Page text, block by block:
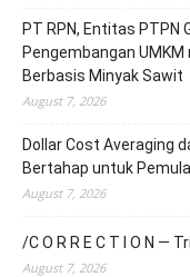
PT RPN, Entitas PTPN
Pengembangan
Berbasis Minyak Sawit
August 7, 2026
Dollar Cost Averaging
Bertahap untuk Pemula
August 7, 2026
/C O R R E C T I O N —
August 7, 2026